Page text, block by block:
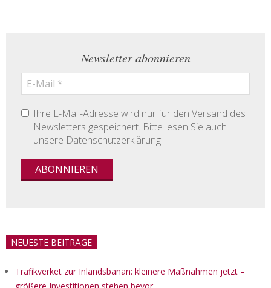
Newsletter abonnieren
Ihre E-Mail-Adresse wird nur für den Versand des
Newsletters gespeichert. Bitte lesen Sie auch
unsere Datenschutzerklärung.
NEUESTE BEITRÄGE
Trafikverket zur Inlandsbanan: kleinere Maßnahmen jetzt –